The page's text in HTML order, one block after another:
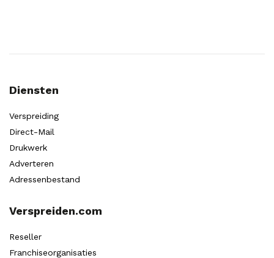
Diensten
Verspreiding
Direct-Mail
Drukwerk
Adverteren
Adressenbestand
Verspreiden.com
Reseller
Franchiseorganisaties